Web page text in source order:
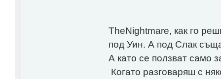
TheNightmare, как го
под Уин. А под Слак
А като се ползват само
Когато разговаряш с